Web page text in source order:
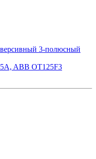
3-полюсный
ABB OT125F3